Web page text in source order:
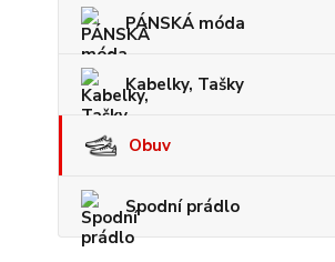
PÁNSKÁ móda
Kabelky, Tašky
Obuv
Spodní prádlo